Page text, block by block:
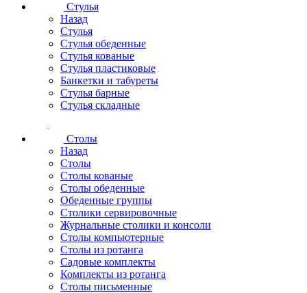
Стулья
Назад
Стулья
Стулья обеденные
Стулья кованые
Стулья пластиковые
Банкетки и табуреты
Стулья барные
Стулья складные
Столы
Назад
Столы
Столы кованые
Столы обеденные
Обеденные группы
Столики сервировочные
Журнальные столики и консоли
Столы компьютерные
Столы из ротанга
Садовые комплекты
Комплекты из ротанга
Столы письменные